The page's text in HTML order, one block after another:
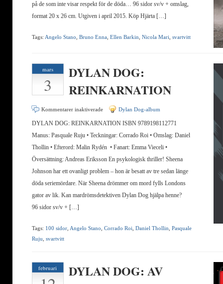
på de som inte visar respekt för de döda… 96 sidor sv/v + omslag,
format 20 x 26 cm. Utgiven i april 2015. Köp Hjärta […]
Tags: Angelo Stano Bruno Enna Ellen Barkin Nicola Mari svartvitt
mars
3
DYLAN DOG:
REINKARNATION
Kommentarer inaktiverade för
REINKARNATION
Dylan Dog-album
DYLAN DOG: REINKARNATION ISBN 9789198112771
Manus: Pasquale Ruju • Teckningar: Corrado Roi • Omslag: Daniel
Thollin • Efterord: Malin Rydén • Fanart: Emma Vieceli •
Översättning: Andreas Eriksson En psykologisk thriller! Sheena
Johnson har ett ovanligt problem – hon är besatt av tre sedan länge
döda seriemördare. När Sheena drömmer om mord fylls Londons
gator av lik. Kan mardrömsdetektiven Dylan Dog hjälpa henne?
96 sidor sv/v + […]
Tags: 100 sidor Angelo Stano Corrado Roi Daniel Thollin Pasquale
Ruju svartvitt
februari
DYLAN DOG: AV